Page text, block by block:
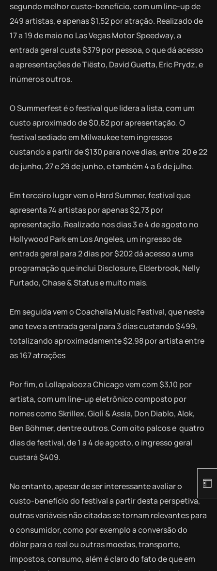
segundo melhor custo-benefício, com um line-up de
249 artistas, e apenas $1,52 por atração. Realizado de
17 a 19 de maio no Las Vegas Motor Speedway, a
entrada geral custa $379 por pessoa, o que dá acesso
a apresentações de Tiësto, David Guetta, Eric Prydz, e
inúmeros outros.
O Summerfest é o festival que lidera a lista, com um
custo aproximado de $0,62 por apresentação. O
festival sediado em Milwaukee tem ingressos
custando a partir de $130 para nove dias, entre 20 e 22
de junho, 27 e 29 de junho, e também 4 a 6 de julho.
Em terceiro lugar vem o Hard Summer, festival que
apresenta 74 artistas por apenas $2,73 por
apresentação. Realizado nos dias 3 e 4 de agosto no
Hollywood Park em Los Angeles, um ingresso de
entrada geral para 2 dias por $202 dá acesso a uma
programação que inclui Disclosure, Elderbrook, Nelly
Furtado, Chase & Status e muito mais.
Em seguida vem o Coachella Music Festival, que neste
ano teve a entrada geral para 3 dias custando $499,
totalizando aproximadamente $2,98 por artista entre
as 167 atrações
Por fim, o Lollapalooza Chicago vem com $3,10 por
artista, com um line-up eletrônico composto por
nomes como Skrillex, Giolì & Assia, Don Diablo, Alok,
Ben Böhmer, dentre outros. Com oito palcos e quatro
dias de festival, de 1 a 4 de agosto, o ingresso geral
custará $409.
No entanto, apesar de ser interessante avaliar o
custo-benefício do festival a partir desta perspetiva,
outras variáveis não citadas se tornam relevantes para
o consumidor, como por exemplo a conversão do
dólar para o real ou outras moedas, transporte,
impostos, consumo, além é claro do fato de que em